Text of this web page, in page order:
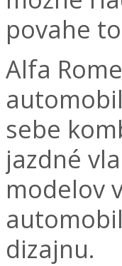
povahe
Alfa
sebe
jazdné
modelov
dizajnu.